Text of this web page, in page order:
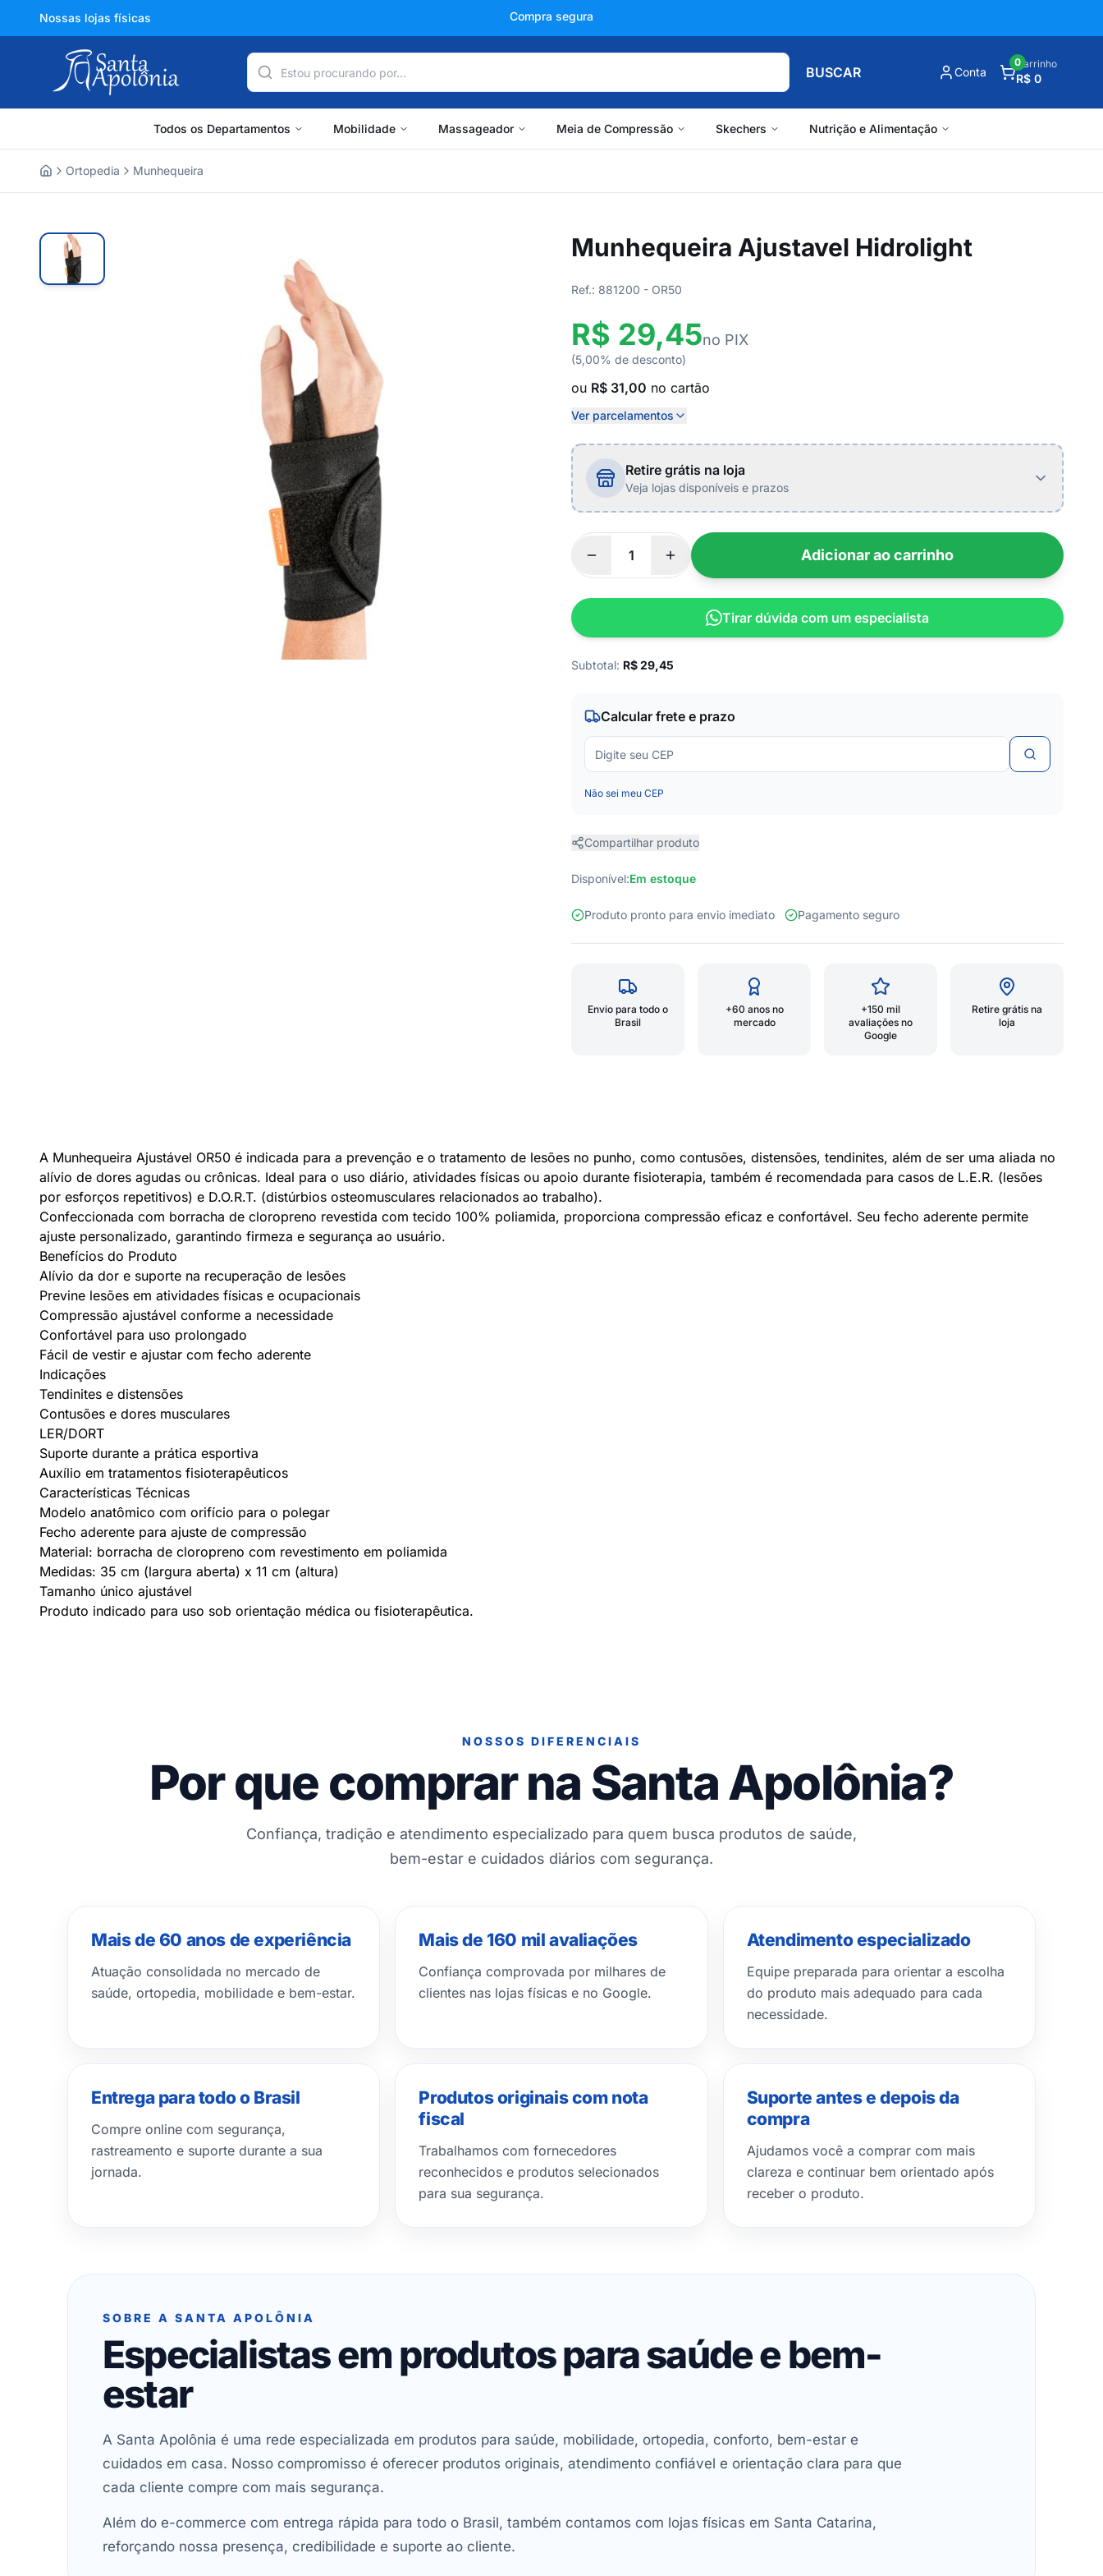
Nossas lojas físicas +150 mil avaliações
BUSCAR Conta
Carrinho
R$ 0
0
Todos os Departamentos Mobilidade Massageador Meia de Compressão Skechers Nutrição e Alimentação
Ortopedia Munhequeira
Munhequeira Ajustavel Hidrolight
Ref.: 881200 - OR50
R$ 29,45no PIX
(5,00% de desconto)
ou R$ 31,00 no cartão
Ver parcelamentos
Retire grátis na loja
Veja lojas disponíveis e prazos
Adicionar ao carrinho
Tirar dúvida com um especialista
Subtotal: R$29,45
Calcular frete e prazo
Não sei meu CEP
Compartilhar produto
Disponível:Em estoque
Produto pronto para envio imediato Pagamento seguro
Envio para todo o
Brasil
+60 anos no
mercado
+150 mil
avaliações no
Google
Retire grátis na
loja
A Munhequeira Ajustável OR50 é indicada para a prevenção e o tratamento de lesões no punho, como contusões, distensões, tendinites, além de ser uma aliada no
alívio de dores agudas ou crônicas. Ideal para o uso diário, atividades físicas ou apoio durante fisioterapia, também é recomendada para casos de L.E.R. (lesões
por esforços repetitivos) e D.O.R.T. (distúrbios osteomusculares relacionados ao trabalho).
Confeccionada com borracha de cloropreno revestida com tecido 100% poliamida, proporciona compressão eficaz e confortável. Seu fecho aderente permite
ajuste personalizado, garantindo firmeza e segurança ao usuário.
Benefícios do Produto
Alívio da dor e suporte na recuperação de lesões
Previne lesões em atividades físicas e ocupacionais
Compressão ajustável conforme a necessidade
Confortável para uso prolongado
Fácil de vestir e ajustar com fecho aderente
Indicações
Tendinites e distensões
Contusões e dores musculares
LER/DORT
Suporte durante a prática esportiva
Auxílio em tratamentos fisioterapêuticos
Características Técnicas
Modelo anatômico com orifício para o polegar
Fecho aderente para ajuste de compressão
Material: borracha de cloropreno com revestimento em poliamida
Medidas: 35 cm (largura aberta) x 11 cm (altura)
Tamanho único ajustável
Produto indicado para uso sob orientação médica ou fisioterapêutica.
NOSSOS DIFERENCIAIS
Por que comprar na Santa Apolônia?
Confiança, tradição e atendimento especializado para quem busca produtos de saúde,
bem-estar e cuidados diários com segurança.
Mais de 60 anos de experiência
Atuação consolidada no mercado de
saúde, ortopedia, mobilidade e bem-estar.
Mais de 160 mil avaliações
Confiança comprovada por milhares de
clientes nas lojas físicas e no Google.
Atendimento especializado
Equipe preparada para orientar a escolha
do produto mais adequado para cada
necessidade.
Entrega para todo o Brasil
Compre online com segurança,
rastreamento e suporte durante a sua
jornada.
Produtos originais com nota
fiscal
Trabalhamos com fornecedores
reconhecidos e produtos selecionados
para sua segurança.
Suporte antes e depois da
compra
Ajudamos você a comprar com mais
clareza e continuar bem orientado após
receber o produto.
SOBRE A SANTA APOLÔNIA
Especialistas em produtos para saúde e bem-
estar
A Santa Apolônia é uma rede especializada em produtos para saúde, mobilidade, ortopedia, conforto, bem-estar e
cuidados em casa. Nosso compromisso é oferecer produtos originais, atendimento confiável e orientação clara para que
cada cliente compre com mais segurança.
Além do e-commerce com entrega rápida para todo o Brasil, também contamos com lojas físicas em Santa Catarina,
reforçando nossa presença, credibilidade e suporte ao cliente.